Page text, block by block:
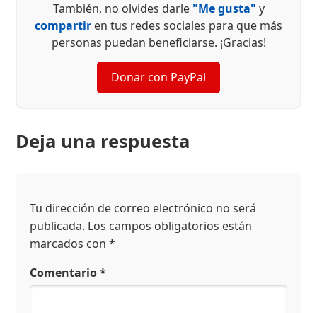
También, no olvides darle "Me gusta" y
compartir en tus redes sociales para que más
personas puedan beneficiarse. ¡Gracias!
Donar con PayPal
Deja una respuesta
Tu dirección de correo electrónico no será
publicada. Los campos obligatorios están
marcados con*
Comentario*